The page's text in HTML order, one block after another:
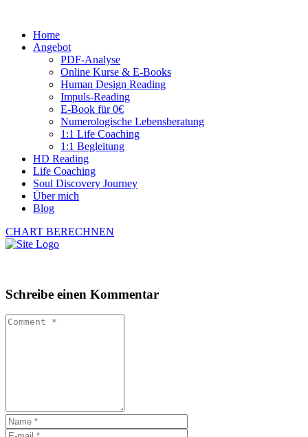
Home
Angebot
PDF-Analyse
Online Kurse & E-Books
Human Design Reading
Impuls-Reading
E-Book für 0€
Numerologische Lebensberatung
1:1 Life Coaching
1:1 Begleitung
HD Reading
Life Coaching
Soul Discovery Journey
Über mich
Blog
CHART BERECHNEN
Schreibe einen Kommentar